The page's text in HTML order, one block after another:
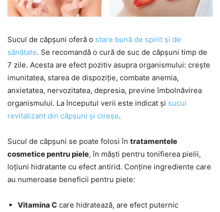
Sucul de căpșuni oferă o stare bună de spirit și de
sănătate. Se recomandă o cură de suc de căpșuni timp de
7 zile. Acesta are efect pozitiv asupra organismului: crește
imunitatea, starea de dispoziție, combate anemia,
anxietatea, nervozitatea, depresia, previne îmbolnăvirea
organismului. La începutul verii este indicat și sucul
revitalizant din căpșuni și cireșe.
Sucul de căpșuni se poate folosi în tratamentele
cosmetice pentru piele, în măști pentru tonifierea pielii,
loțiuni hidratante cu efect antirid. Conține ingrediente care
au numeroase beneficii pentru piele:
Vitamina C care hidratează, are efect puternic